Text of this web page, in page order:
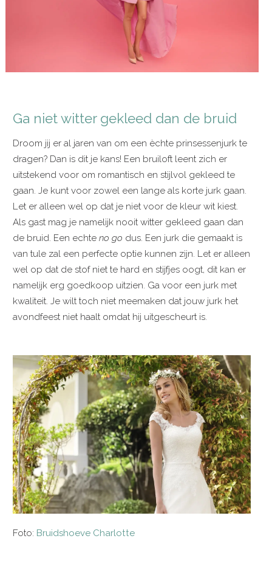
Ga niet witter gekleed dan de bruid
Droom jij er al jaren van om een èchte prinsessenjurk te
dragen? Dan is dit je kans! Een bruiloft leent zich er
uitstekend voor om romantisch en stijlvol gekleed te
gaan. Je kunt voor zowel een lange als korte jurk gaan.
Let er alleen wel op dat je niet voor de kleur wit kiest.
Als gast mag je namelijk nooit witter gekleed gaan dan
de bruid. Een echteno go dus. Een jurk die gemaakt is
van tule zal een perfecte optie kunnen zijn. Let er alleen
wel op dat de stof niet te hard en stijfjes oogt, dit kan er
namelijk erg goedkoop uitzien. Ga voor een jurk met
kwaliteit. Je wilt toch niet meemaken dat jouw jurk het
avondfeest niet haalt omdat hij uitgescheurt is.
Foto: Bruidshoeve Charlotte